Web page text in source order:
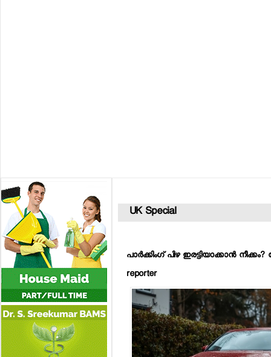
UK Special
പാര്‍ക്കിംഗ് പിഴ ഇരട്ടിയാക്കാന്‍
reporter